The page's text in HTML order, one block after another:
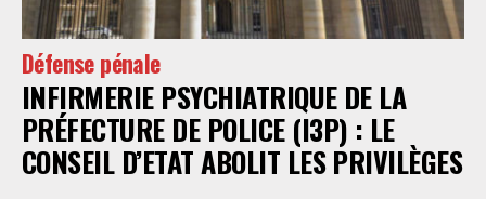
Défense pénale
INFIRMERIE PSYCHIATRIQUE DE LA
PRÉFECTURE DE POLICE (I3P) : LE
CONSEIL D’ETAT ABOLIT LES PRIVILÈGES